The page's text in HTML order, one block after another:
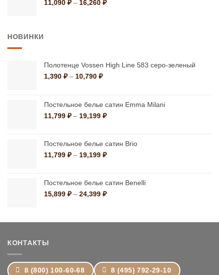
11,090 ₽ – 16,260 ₽Диапазон
НОВИНКИ
Полотенце Vossen High Line 583 серо-зеленый
1,390 ₽ – 10,790 ₽Диапазон
–
10,790 ₽
Постельное белье сатин Emma Milani
11,799 ₽ – 19,199 ₽Диапазон
–
19,199 ₽
Постельное белье сатин Brio
11,799 ₽ – 19,199 ₽Диапазон
–
19,199 ₽
Постельное белье сатин Benelli
15,899 ₽ – 24,399 ₽Диапазон
–
КОНТАКТЫ
8 (800) 100-60-68 8 (495) 792-29-10